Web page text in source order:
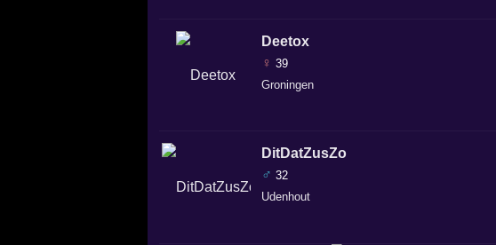
Deetox
♀ 39
Groningen
DitDatZusZo
♂ 32
Udenhout